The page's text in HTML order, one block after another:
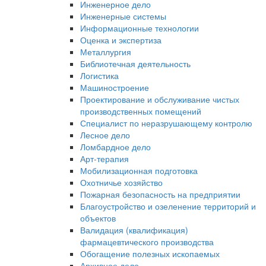
Инженерное дело
Инженерные системы
Информационные технологии
Оценка и экспертиза
Металлургия
Библиотечная деятельность
Логистика
Машиностроение
Проектирование и обслуживание чистых
производственных помещений
Специалист по неразрушающему контролю
Лесное дело
Ломбардное дело
Арт-терапия
Мобилизационная подготовка
Охотничье хозяйство
Пожарная безопасность на предприятии
Благоустройство и озеленение территорий и
объектов
Валидация (квалификация)
фармацевтического производства
Обогащение полезных ископаемых